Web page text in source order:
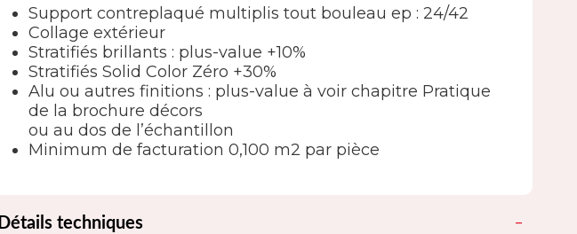
Support contreplaqué multiplis tout bouleau ep : 24/42
Collage extérieur
Stratifiés brillants : plus-value +10%
Stratifiés Solid Color Zéro +30%
Alu ou autres finitions : plus-value à voir chapitre Pratique
de la brochure décors
ou au dos de l’échantillon
Minimum de facturation 0,100 m2 par pièce
Détails techniques